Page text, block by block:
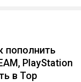
пополнить
PlayStation
в Top